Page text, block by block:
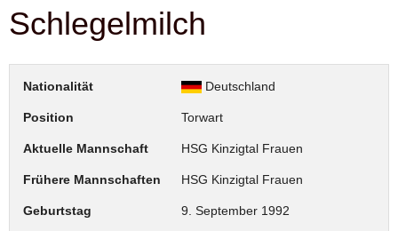
Schlegelmilch
Nationalität Deutschland
Position Torwart
Aktuelle Mannschaft HSG Kinzigtal Frauen
Frühere Mannschaften HSG Kinzigtal Frauen
Geburtstag 9. September 1992